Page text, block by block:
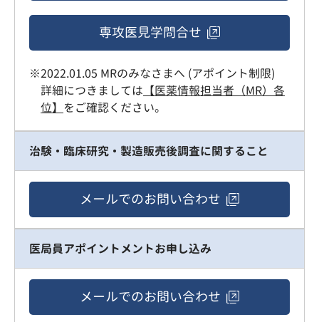
専攻医見学問合せ
※2022.01.05 MRのみなさまへ (アポイント制限)
詳細につきましては 【医薬情報担当者（MR）各
位】 をご確認ください。
治験・臨床研究・製造販売後調査に関すること
メールでのお問い合わせ
医局員アポイントメントお申し込み
メールでのお問い合わせ